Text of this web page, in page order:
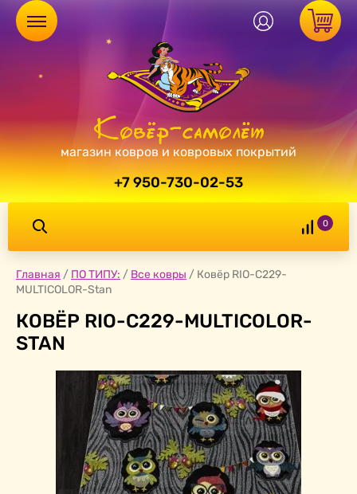
магазин ковров и ковровых покрытий
+7 950-730-02-53
0
Главная / ПО ТИПУ: / Все ковры / Ковёр RIO-C229-
MULTICOLOR-Stan
КОВЁР RIO-C229-MULTICOLOR-
STAN